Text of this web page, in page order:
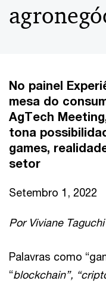
No painel
mesa do
AgTech
tona
games,
setor
Setembro 1, 2022
Por Viviane
Palavras como
“blockchain”,